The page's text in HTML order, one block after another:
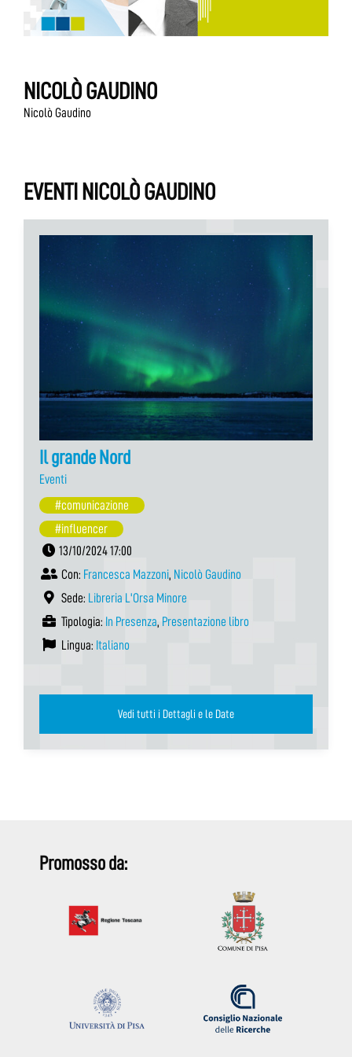
NICOLÒ GAUDINO
Nicolò Gaudino
EVENTI NICOLÒ GAUDINO
Il grande Nord
Eventi
#comunicazione
#influencer
13/10/2024 17:00
Con: Francesca Mazzoni, Nicolò Gaudino
Sede: Libreria L'Orsa Minore
Tipologia: In Presenza, Presentazione libro
Lingua: Italiano
Vedi tutti i Dettagli e le Date
Promosso da: